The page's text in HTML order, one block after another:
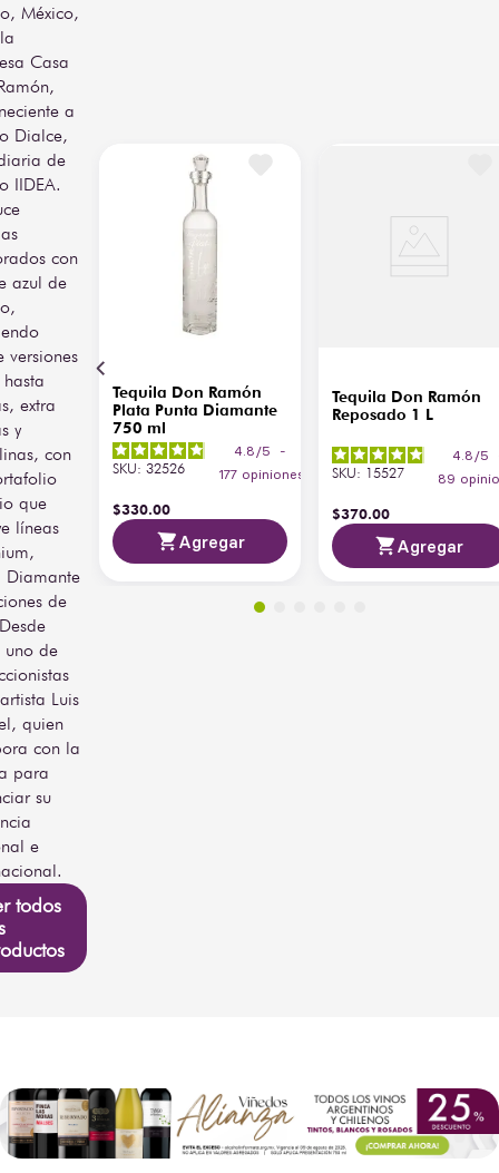
perfecto para la expresión
frutal.
Perfecto para disfrutarse
bien frío, solo o en
mezclas, Tequila Don
Ramón Tamarindo es ideal
para cocteles llamativos,
reuniones sociales y
maridajes con botanas
mexicanas. Su perfil lo
convierte en una opción
atractiva para
consumidores jóvenes y
amantes de sabores
intensos.
México,
Casa
a
Dialce,
de
IIDEA.
con
azul de
versiones
extra
y
con
que
líneas
Diamante
de
de
Luis
quien
con la
para
su
e
todos
Tequila Don Ramón
Plata Punta Diamante
750 ml
4.8 /5
-
177 opiniones
SKU:32526
$330.00
Agregar
Tequila Don Ramón
Reposado 1 L
4.8 /5
89
SKU: 15527
$370.00
Agregar